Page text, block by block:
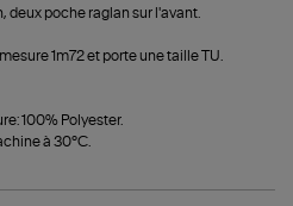
deux poche raglan sur l'avant.
1m72 et porte une taille TU.
100% Polyester.
à 30°C.